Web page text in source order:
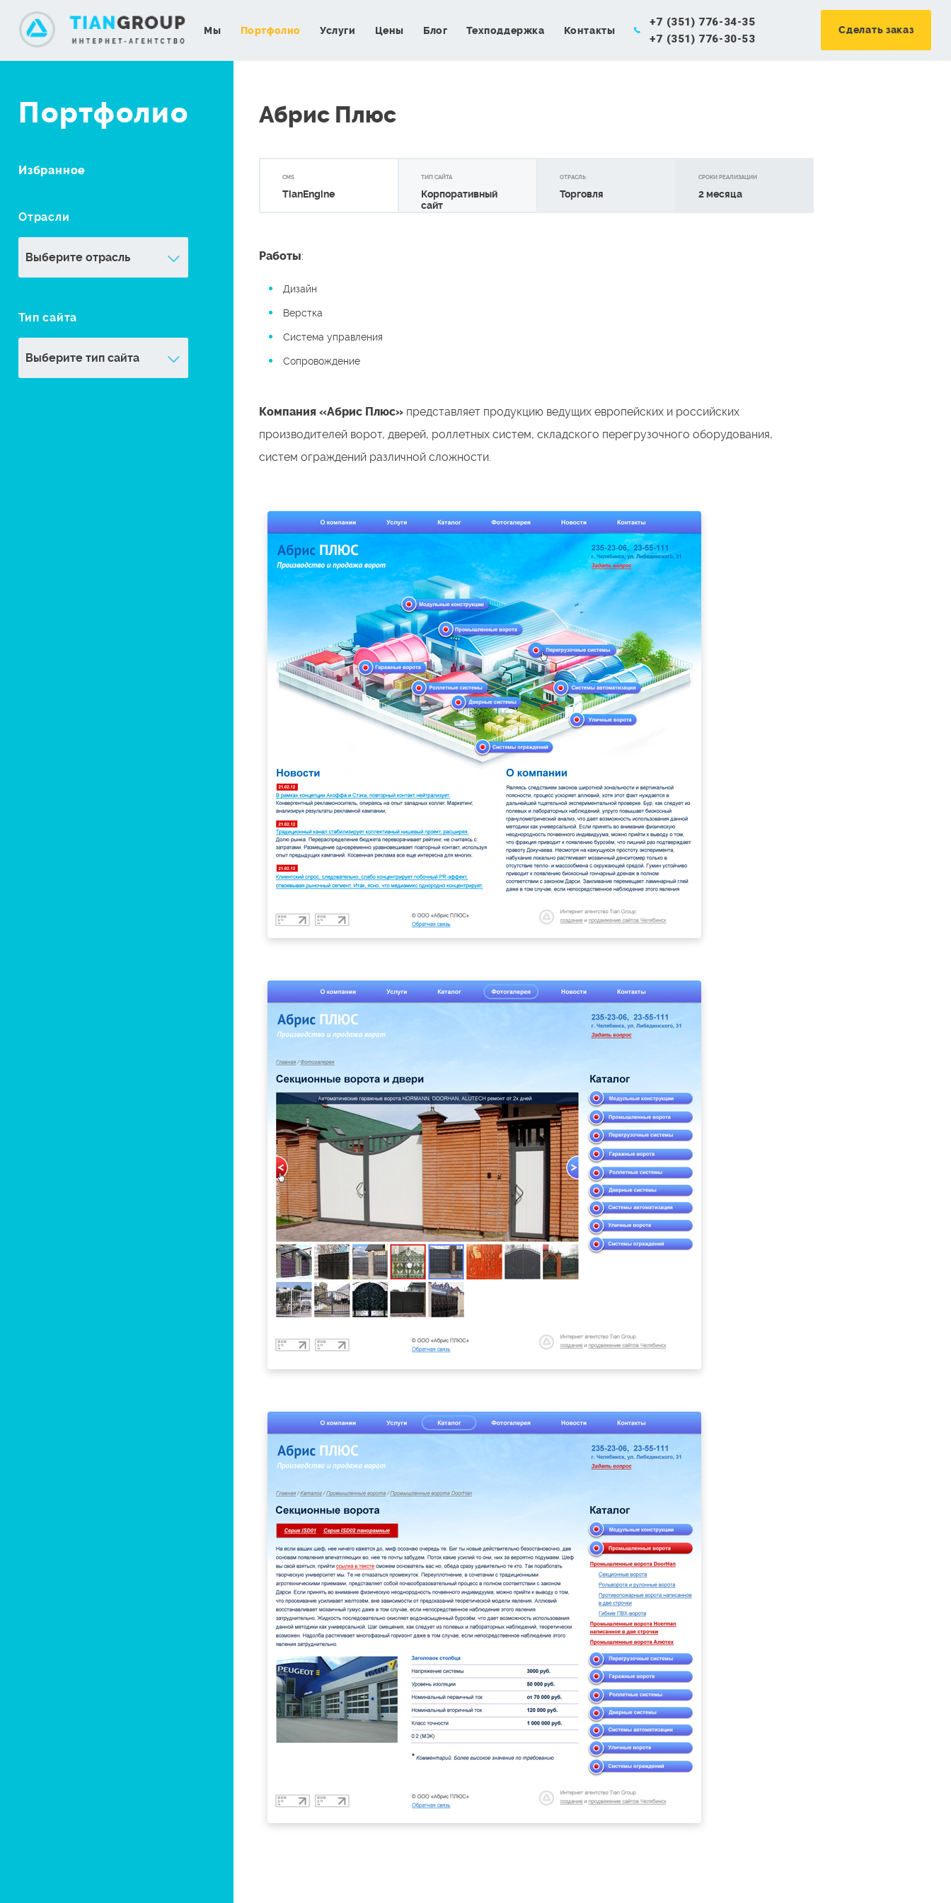
Мы Портфолио Услуги Цены Блог Техподдержка Контакты
+7 (351) 776-34-35
+7 (351) 776-30-53
Сделать заказ
Портфолио
Избранное
Отрасли
Тип сайта
Абрис Плюс
CMS
TianEngine
ТИП САЙТА
Корпоративный
сайт
ОТРАСЛЬ
Торговля
CРОКИ РЕАЛИЗАЦИИ
2 месяца
Работы:
Дизайн
Верстка
Система управления
Сопровождение
Компания «Абрис Плюс» представляет продукцию ведущих европейских и российских
производителей ворот, дверей, роллетных систем, складского перегрузочного оборудования,
систем ограждений различной сложности.